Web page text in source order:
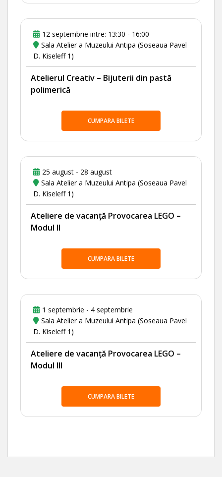
12 septembrie intre: 13:30 - 16:00
Sala Atelier a Muzeului Antipa (Soseaua Pavel
D. Kiseleff 1)
Atelierul Creativ – Bijuterii din pastă
polimerică
CUMPARA BILETE
25 august - 28 august
Sala Atelier a Muzeului Antipa (Soseaua Pavel
D. Kiseleff 1)
Ateliere de vacanță Provocarea LEGO –
Modul II
CUMPARA BILETE
1 septembrie - 4 septembrie
Sala Atelier a Muzeului Antipa (Soseaua Pavel
D. Kiseleff 1)
Ateliere de vacanță Provocarea LEGO –
Modul III
CUMPARA BILETE